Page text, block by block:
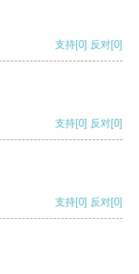
支持[0] 反对[0]
支持[0] 反对[0]
支持[0] 反对[0]